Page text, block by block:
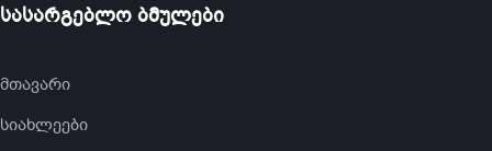
სასარგებლო ბმულები
მთავარი
სიახლეები